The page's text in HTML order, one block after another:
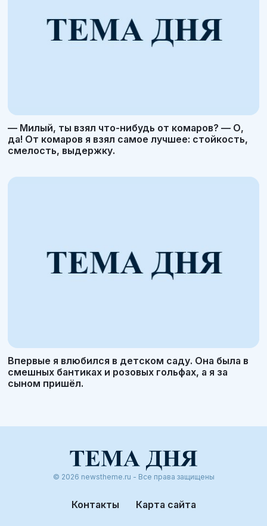
— Милый, ты взял что-нибудь от комаров? — О,
да! От комаров я взял самое лучшее: стойкость,
смелость, выдержку.
Впервые я влюбился в детском саду. Она была в
смешных бантиках и розовых гольфах, а я за
сыном пришёл.
© 2026 newstheme.ru - Все права защищены
Контакты Карта сайта